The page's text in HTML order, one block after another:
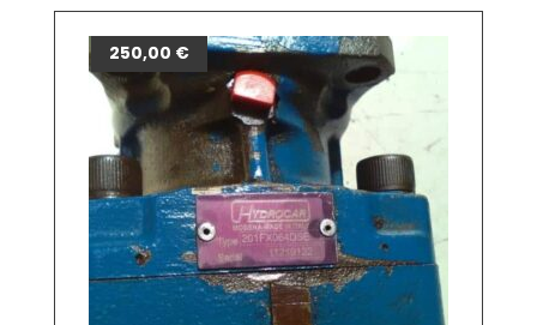
250,00 €